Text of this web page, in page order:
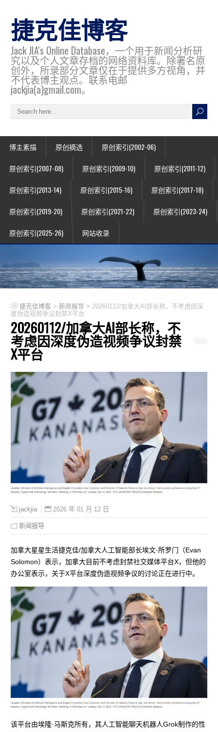
捷克佳博客
Jack JIA's Online Database，一个用于新闻分析研
究以及个人文章存档的网络资料库。除署名原
创外，所录部分文章仅在于提供多方视角，并
不代表博主观点。联系电邮
jackjia(a)gmail.com。
博主素描 原创摘选 原创索引(2002-06)
原创索引(2007-08) 原创索引(2009-10) 原创索引(2011-12)
原创索引(2013-14) 原创索引(2015-16) 原创索引(2017-18)
原创索引(2019-20) 原创索引(2021-22) 原创索引(2023-24)
原创索引(2025-26) 网站收录
捷克佳博客 >新闻报导 > 20260112/加拿大AI部长称，不考虑因深
度伪造视频争议封禁X平台
20260112/加拿大AI部长称，不
考虑因深度伪造视频争议封禁
X平台
jackjia 2026 年 01 月 12 日
新闻报导
加拿大星星生活捷克佳/加拿大人工智能部长埃文·所罗门（Evan
Solomon）表示，加拿大目前不考虑封禁社交媒体平台X，但他的
办公室表示，关于X平台深度伪造视频争议的讨论正在进行中。
该平台由埃隆·马斯克所有，其人工智能聊天机器人Grok制作的性